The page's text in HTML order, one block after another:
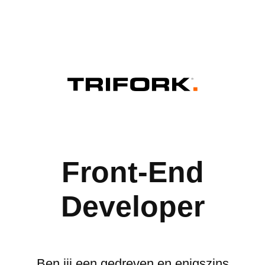
Front-End
Developer